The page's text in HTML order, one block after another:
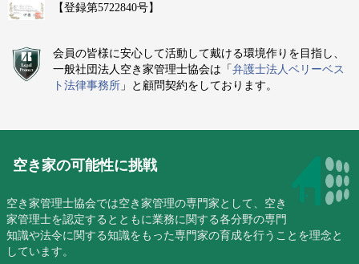
【登録第5722840号】
会員の皆様に安心して活動して戴ける環境作りを目指し、
一般社団法人空き家管理士協会は「弁護士法人ベリーベス
ト法律事務所 」と顧問契約をしております。
空き家の可能性に挑戦
空き家管理士協会では空き家管理の専門家として、空き
家管理士を認定するとともに業務に関する各分野の専門
知識や法令に関する知識をもった専門家の育成を行うことを理念と
しています。